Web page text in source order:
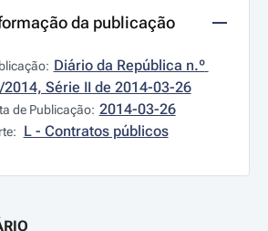
da publicação
Diário da República n.º
2014, Série II de 2014-03-26
de Publicação: 2014-03-26
L - Contratos públicos